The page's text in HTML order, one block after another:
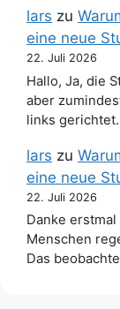
lars zu
eine neue
22. Juli 2026
Hallo, Ja, die
aber
links
lars zu
eine neue
22. Juli 2026
Danke
Menschen
Das